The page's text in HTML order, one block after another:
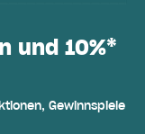
und 10%*
Gewinnspiele